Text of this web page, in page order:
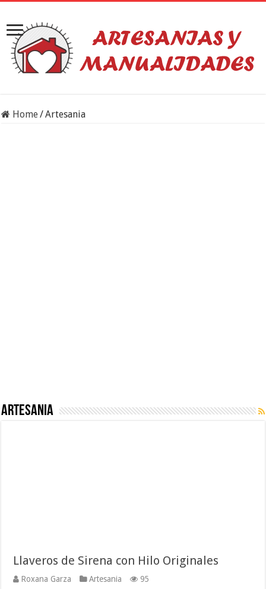
Home/Artesania
Artesania
Llaveros de Sirena con Hilo Originales
Roxana Garza Artesania 95